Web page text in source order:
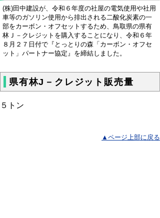
(株)田中建設が、令和６年度の社屋の電気使用や社用
車等のガソリン使用から排出される二酸化炭素の一
部をカーボン・オフセットするため、鳥取県の県有
林Ｊ－クレジットを購入することになり、令和６年
８月２７日付で『とっとりの森「カーボン・オフセ
ット」パートナー協定』を締結しました。
県有林J－クレジット販売量
５トン
▲ページ上部に戻る